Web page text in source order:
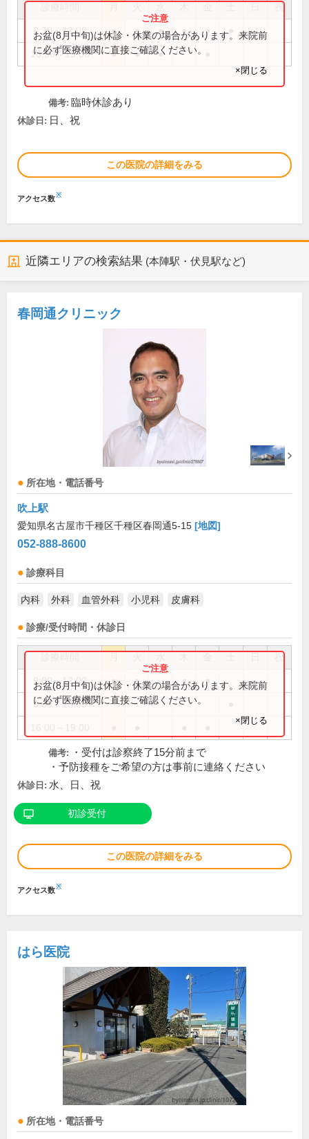
祝
8:30～12:00 ● ● ● ● ●
16:30～19:00 ● ● ●
お盆(8月中旬)は休診・休業の場合があります。来院前
に必ず医療機関に直接ご確認ください。
×閉じる
備考: 臨時休診あり
休診日: 日、祝
この医院の詳細をみる
アクセス数※
近隣エリアの検索結果 (本陣駅・伏見駅など)
春岡通クリニック
所在地・電話番号
吹上駅
愛知県名古屋市千種区千種区春岡通5-15 [地図]
052-888-8600
診療科目
内科 外科 血管外科 小児科 皮膚科
診療/受付時間・休診日
祝
9:00～12:00 ● ● ● ●
9:00～13:00
お盆(8月中旬)は休診・休業の場合があります。来院前
に必ず医療機関に直接ご確認ください。
×閉じる
備考:
・受付は診察終了15分前まで
・予防接種をご希望の方は事前に連絡ください
休診日: 水、日、祝
初診受付
この医院の詳細をみる
アクセス数※
はら医院
所在地・電話番号